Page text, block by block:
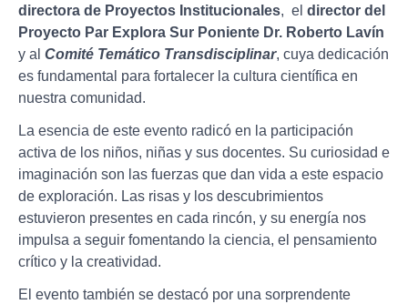
directora de Proyectos Institucionales, el director del
Proyecto Par Explora Sur Poniente Dr. Roberto Lavín
y al Comité Temático Transdisciplinar, cuya dedicación
es fundamental para fortalecer la cultura científica en
nuestra comunidad.
La esencia de este evento radicó en la participación
activa de los niños, niñas y sus docentes. Su curiosidad e
imaginación son las fuerzas que dan vida a este espacio
de exploración. Las risas y los descubrimientos
estuvieron presentes en cada rincón, y su energía nos
impulsa a seguir fomentando la ciencia, el pensamiento
crítico y la creatividad.
El evento también se destacó por una sorprendente